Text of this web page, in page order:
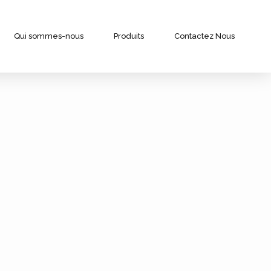
Qui sommes-nous Produits Contactez Nous